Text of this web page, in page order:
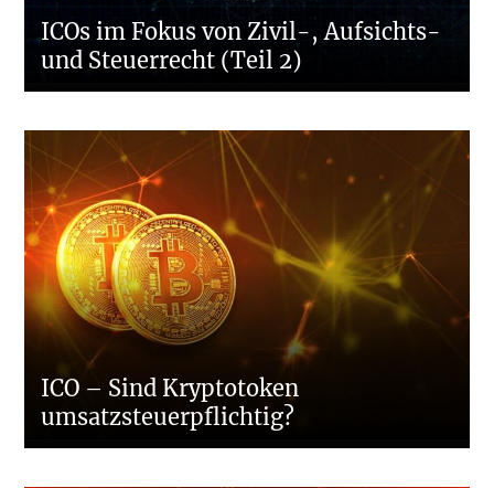
ICOs im Fokus von Zivil-, Aufsichts-
und Steuerrecht (Teil 2)
ICO – Sind Kryptotoken
umsatzsteuerpflichtig?